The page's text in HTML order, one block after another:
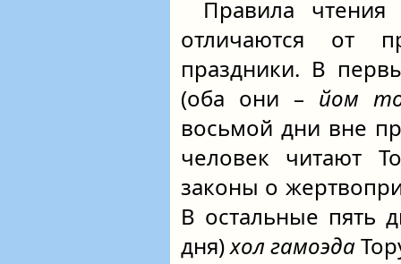
Правила
отличаются от
праздники. В
(оба они – йом
восьмой дни вне
человек читают
законы о
В остальные пять
дня)хол гамоэда